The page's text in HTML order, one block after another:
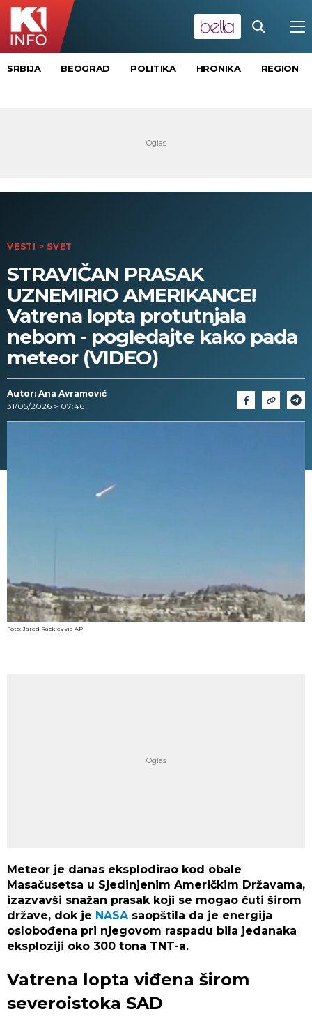
SRBIJA BEOGRAD POLITIKA HRONIKA REGION
VESTI > SVET
STRAVIČAN PRASAK
UZNEMIRIO AMERIKANCE!
Vatrena lopta protutnjala
nebom - pogledajte kako pada
meteor (VIDEO)
Autor: Ana Avramović
31/05/2026 > 07:46
Foto: Jared Rackley via AP
Meteor je danas eksplodirao kod obale
Masačusetsa u Sjedinjenim Američkim Državama,
izazvavši snažan prasak koji se mogao čuti širom
države, dok je NASA saopštila da je energija
oslobođena pri njegovom raspadu bila jedanaka
eksploziji oko 300 tona TNT-a.
Vatrena lopta viđena širom
severoistoka SAD